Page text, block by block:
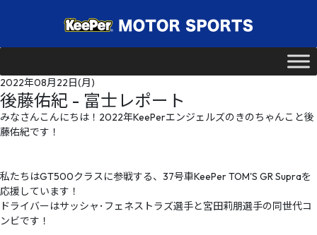
2022年08月22日(月)
後藤佑紀 - 富士レポート
みなさんこんにちは！2022年KeePerエンジェルズのきのちゃんこと後
藤佑紀です！
私たちはGT500クラスに参戦する、37号車KeePer TOM'S GR Supraを
応援しています！
ドライバーはサッシャ･フェネストラズ選手と宮田莉朋選手の同世代コ
ンビです！